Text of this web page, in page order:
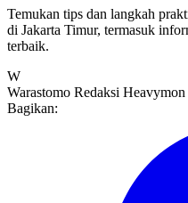
Temukan tips dan langkah
di Jakarta Timur, termasuk
terbaik.
W
Warastomo Redaksi Heavymon
Bagikan: